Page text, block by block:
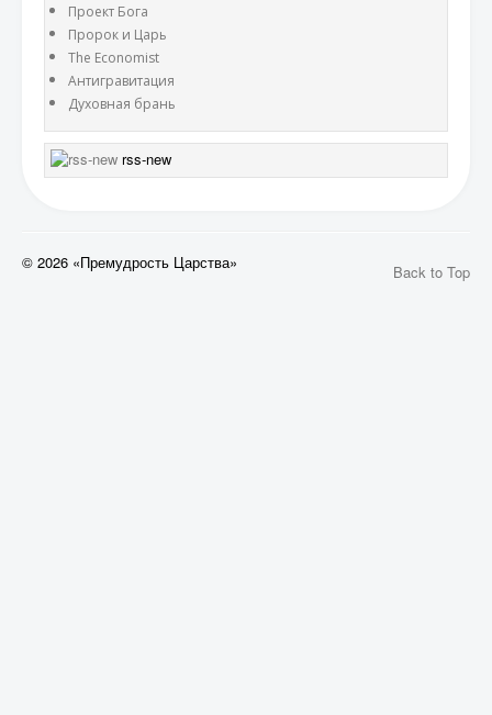
Проект Бога
Пророк и Царь
The Economist
Антигравитация
Духовная брань
rss-new
Back to Top
© 2026 «Премудрость Царства»